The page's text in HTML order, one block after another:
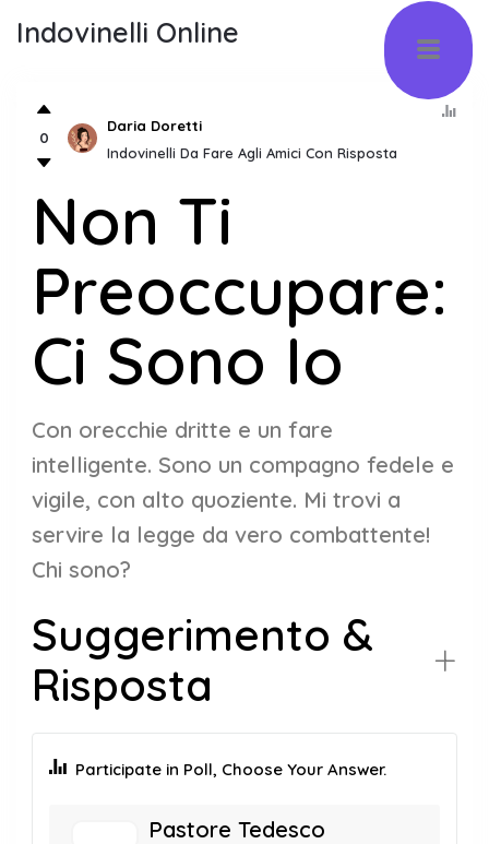
Indovinelli Online
0
Daria Doretti
Indovinelli Da Fare Agli Amici Con Risposta
Non Ti
Preoccupare:
Ci Sono Io
Con orecchie dritte e un fare
intelligente. Sono un compagno fedele e
vigile, con alto quoziente. Mi trovi a
servire la legge da vero combattente!
Chi sono?
Suggerimento &
Risposta
Participate in Poll, Choose Your Answer.
Pastore Tedesco